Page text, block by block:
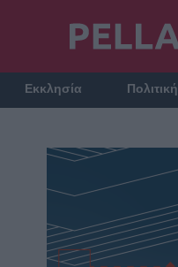
Εκκλησία Πολιτική